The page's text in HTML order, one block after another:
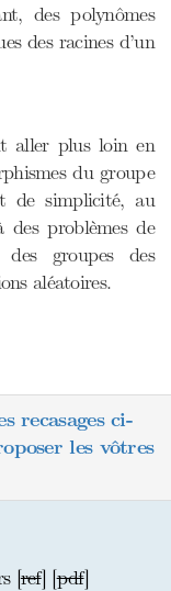
des polynômes
des racines d’un
aller plus loin en
du groupe
de simplicité, au
des problèmes de
des groupes des
aléatoires.
recasages ci-
les vôtres
[ref] [pdf]